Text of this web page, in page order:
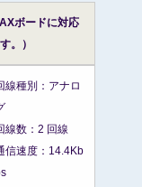
ボードに対応
。）
線種別：アナロ
線数：2 回線
信速度：14.4Kb